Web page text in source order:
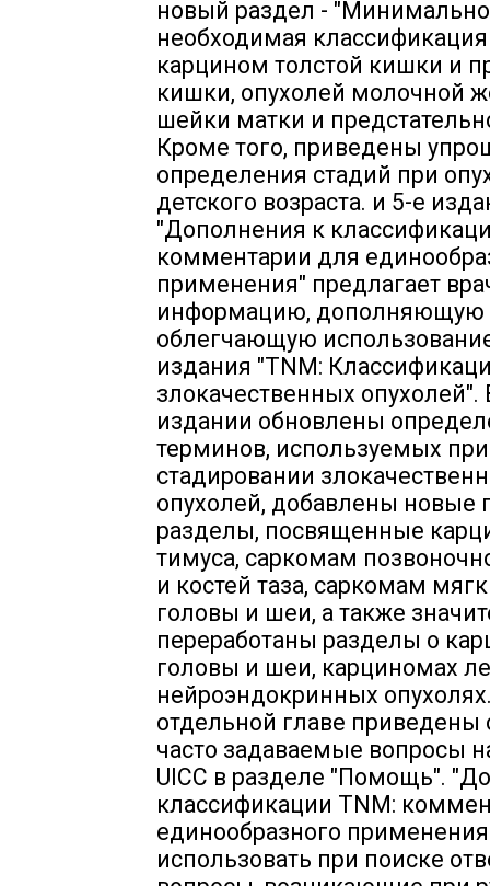
новый раздел - "Минимально
необходимая
карцином толстой кишки и
кишки, опухолей молочной
шейки матки и
Кроме того, приведены
определения стадий при
детского возраста. и 5-е
"Дополнения к
комментарии для
применения" предлагает
информацию, дополняющую
облегчающую
издания "TNM:
злокачественных опухолей".
издании обновлены
терминов, используемых при
стадировании
опухолей, добавлены новые
разделы, посвященные
тимуса, саркомам
и костей таза, саркомам
головы и шеи, а также
переработаны разделы о
головы и шеи, карциномах
нейроэндокринных
отдельной главе приведены
часто задаваемые вопросы
UICC в разделе "Помощь".
классификации TNM:
единообразного
использовать при поиске